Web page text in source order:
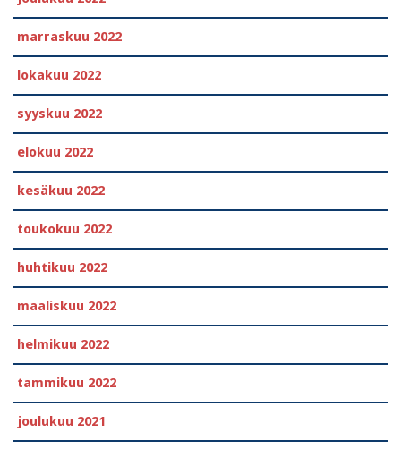
marraskuu 2022
lokakuu 2022
syyskuu 2022
elokuu 2022
kesäkuu 2022
toukokuu 2022
huhtikuu 2022
maaliskuu 2022
helmikuu 2022
tammikuu 2022
joulukuu 2021